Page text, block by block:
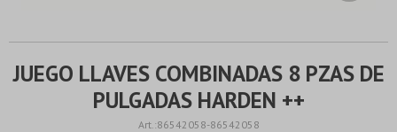
JUEGO LLAVES COMBINADAS 8 PZAS DE
PULGADAS HARDEN ++
86542058-86542058